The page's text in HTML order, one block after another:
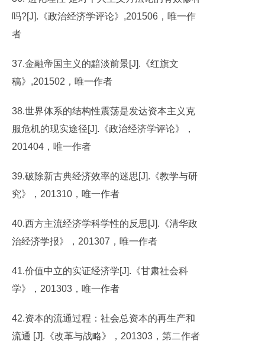
吗?[J].《政治经济学评论》,201506，唯一作
者
37.金融帝国主义的黯淡前景[J].《红旗文
稿》,201502，唯一作者
38.世界体系的结构性震荡是发达资本主义克
服危机的现实途径[J].《政治经济学评论》，
201404，唯一作者
39.破除新古典经济效率的迷思[J].《教学与研
究》，201310，唯一作者
40.西方主流经济学科学性的反思[J].《清华政
治经济学报》，201307，唯一作者
41.价值中立的实证经济学[J].《甘肃社会科
学》，201303，唯一作者
42.资本的流通过程：社会总资本的再生产和
流通 [J].《改革与战略》，201303，第二作者